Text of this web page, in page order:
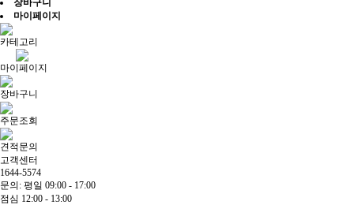
마이페이지
카테고리
마이페이지
장바구니
주문조회
견적문의
고객센터
1644-5574
문의: 평일 09:00 - 17:00
점심 12:00 - 13:00